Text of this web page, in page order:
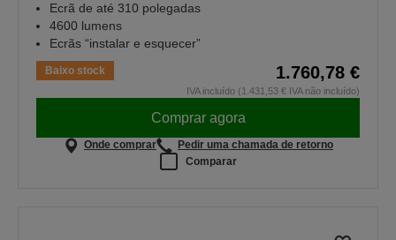
Ecrã de até 310 polegadas
4600 lumens
Ecrãs “instalar e esquecer”
Baixo stock 1.760,78 €
IVA incluído (1.431,53 € IVA não incluído)
Comprar agora
Onde comprar
Pedir uma chamada de retorno
Comparar